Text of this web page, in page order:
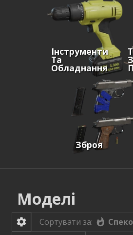
Інструменти
Та
Обладнання
Зброя
Моделі
Сортувати за: